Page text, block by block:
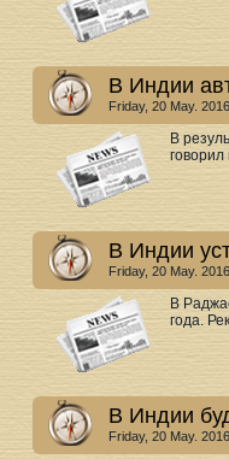
В Индии
Friday, 20 May. 2016
В
В Индии
Friday, 20 May. 2016
В
года.
В Индии
Friday, 20 May. 2016